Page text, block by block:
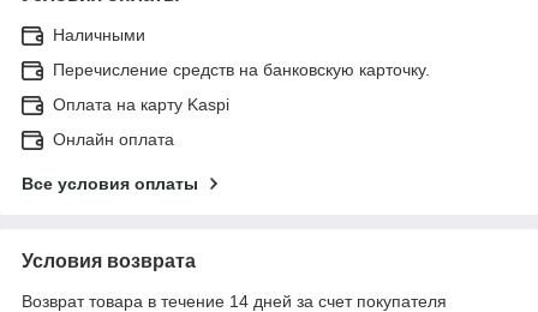
Наличными
Перечисление средств на банковскую карточку.
Оплата на карту Kaspi
Онлайн оплата
Все условия оплаты
Условия возврата
Возврат товара в течение 14 дней за счет покупателя